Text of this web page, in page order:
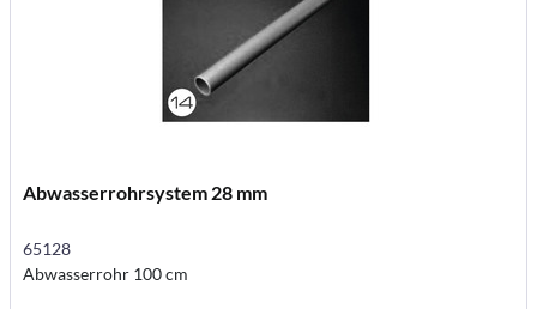
Abwasserrohrsystem 28 mm
65128
Abwasserrohr 100 cm